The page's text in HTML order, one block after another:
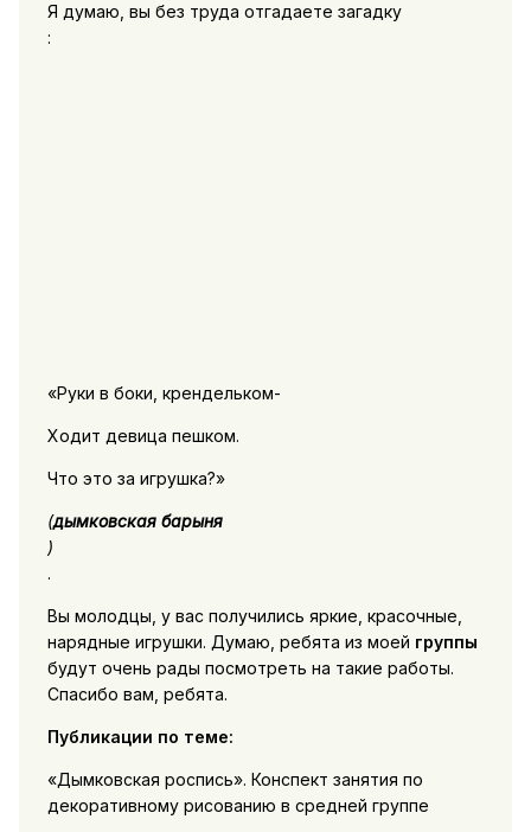
Я думаю, вы без труда отгадаете загадку
:
«Руки в боки, крендельком-
Ходит девица пешком.
Что это за игрушка?»
(дымковская барыня
)
.
Вы молодцы, у вас получились яркие, красочные,
нарядные игрушки. Думаю, ребята из моей группы
будут очень рады посмотреть на такие работы.
Спасибо вам, ребята.
Публикации по теме:
«Дымковская роспись». Конспект занятия по
декоративному рисованию в средней группе